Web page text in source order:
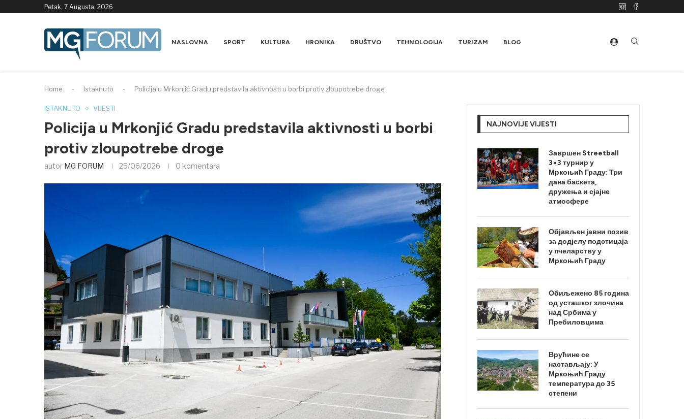
Petak, 7 Augusta, 2026
NASLOVNA SPORT KULTURA HRONIKA DRUŠTVO TEHNOLOGIJA TURIZAM BLOG
Home - Istaknuto - Policija u Mrkonjić Gradu predstavila aktivnosti u borbi protiv zloupotrebe droge
ISTAKNUTO VIJESTI
Policija u Mrkonjić Gradu predstavila aktivnosti u borbi
protiv zloupotrebe droge
autor MG FORUM 25/06/2026 0 komentara
NAJNOVIJE VIJESTI
Завршен Streetball
3×3 турнир у
Мркоњић Граду: Три
дана баскета,
дружења и сјајне
атмосфере
Објављен јавни позив
за додјелу подстицаја
у пчеларству у
Мркоњић Граду
Обиљежено 85 година
од усташког злочина
над Србима у
Пребиловцима
Врућине се
настављају: У
Мркоњић Граду
температура до 35
степени